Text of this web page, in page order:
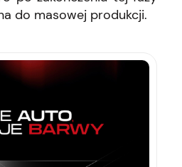
do masowej produkcji.